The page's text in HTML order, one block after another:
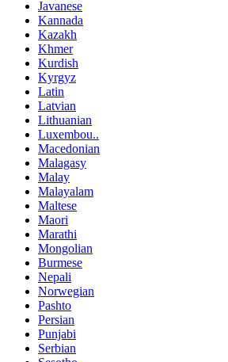
Javanese
Kannada
Kazakh
Khmer
Kurdish
Kyrgyz
Latin
Latvian
Lithuanian
Luxembou..
Macedonian
Malagasy
Malay
Malayalam
Maltese
Maori
Marathi
Mongolian
Burmese
Nepali
Norwegian
Pashto
Persian
Punjabi
Serbian